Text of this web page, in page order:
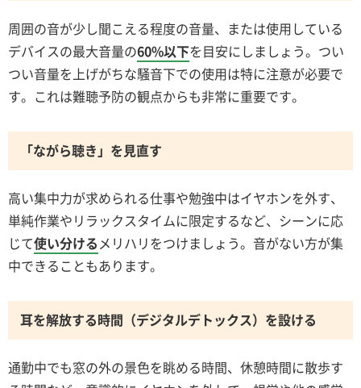
周囲の音が少し聞こえる程度の音量、または使用している
デバイスの最大音量の60%以下を目安にしましょう。つい
つい音量を上げがちな騒音下での使用は特に注意が必要で
す。これは難聴予防の観点からも非常に重要です。
「ながら聴き」を見直す
高い集中力が求められる仕事や勉強中はイヤホンを外す、
単純作業やリラックスタイムに限定するなど、シーンに応
じて使い分けるメリハリをつけましょう。音がない方が集
中できることもあります。
耳を解放する時間（デジタルデトックス）を設ける
通勤中でも窓の外の景色を眺める時間、休憩時間に散歩す